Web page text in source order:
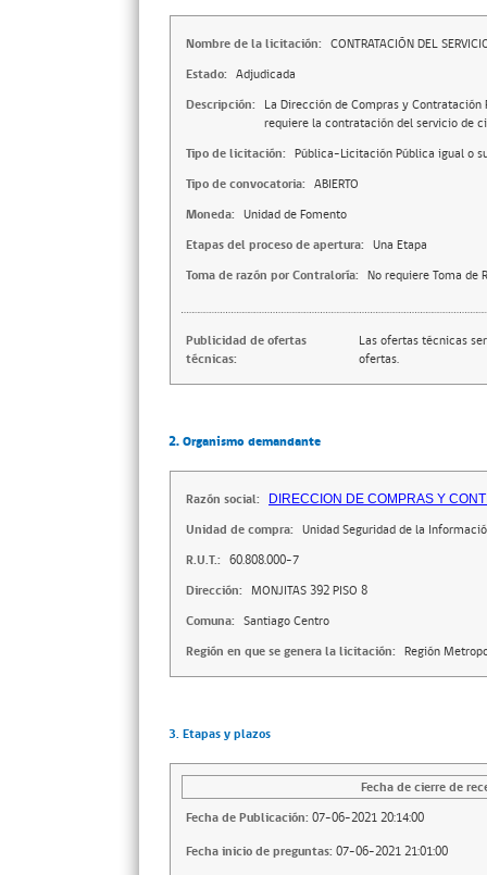
Nombre de la licitación: CONTRATACIÓN DEL
Estado: Adjudicada
Descripción: La Dirección de Compras y Contratación
requiere la contratación del servicio de
Tipo de licitación: Pública-Licitación Pública igual o
Tipo de convocatoria: ABIERTO
Moneda: Unidad de Fomento
Etapas del proceso de apertura: Una Etapa
Toma de razón por Contraloría: No requiere Toma de
Publicidad de ofertas
técnicas:
Las ofertas técnicas
ofertas.
2. Organismo demandante
Razón social: DIRECCION DE COMPRAS Y
Unidad de compra: Unidad Seguridad de la
R.U.T.: 60.808.000-7
Dirección: MONJITAS 392 PISO 8
Comuna: Santiago Centro
Región en que se genera la licitación: Región
3. Etapas y plazos
Fecha de cierre de
Fecha de Publicación: 07-06-2021 20:14:00
Fecha inicio de preguntas: 07-06-2021 21:01:00